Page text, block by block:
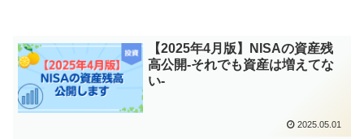
【2025年4月版】NISAの資産残
高公開-それでも資産は増えてな
い-
2025.05.01